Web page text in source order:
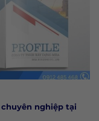
nghiệp tại